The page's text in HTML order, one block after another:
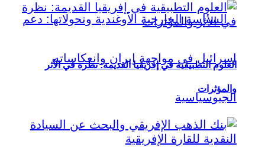
العلوم التطبيقية في إفريقيا القديمة: نظرة في الأثر
والمؤثرات